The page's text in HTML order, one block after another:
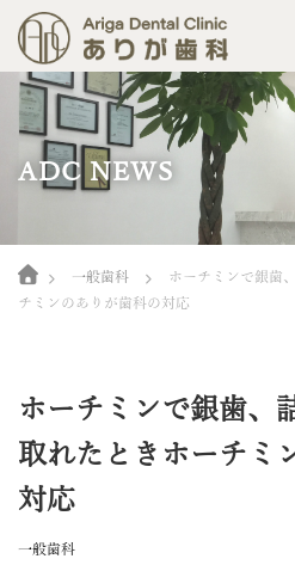
キ
ADC NEWS
Home 一般歯科
ホーチミンで銀歯
チミンのありが歯科の対応
ホーチミンで銀歯、
取れたときホーチミ
対応
一般歯科